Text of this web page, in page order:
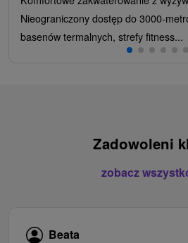
Nieograniczony dostęp do 3000-
basenów termalnych, strefy fitness...
Zadowoleni
zobacz
Beata